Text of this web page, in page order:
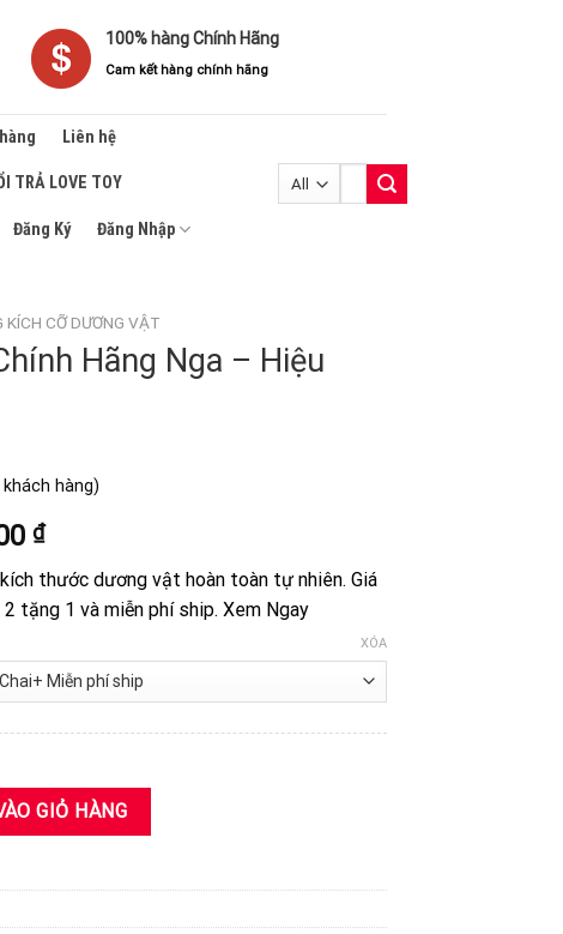
100% hàng Chính Hãng
Cam kết hàng chính hãng
Liên hệ
TRẢ LOVE TOY
Đăng Ký Đăng Nhập
CỠ DƯƠNG VẬT
Hãng Nga – Hiệu
hàng)
₫Khoảng
giá:
từ
340,000 ₫
680,000 ₫
thước dương vật hoàn toàn tự nhiên. Giá
tặng 1 và miễn phí ship. Xem Ngay
XÓA
₫.
- Hiệu Quả Vượt Trội số lượng
GIỎ HÀNG